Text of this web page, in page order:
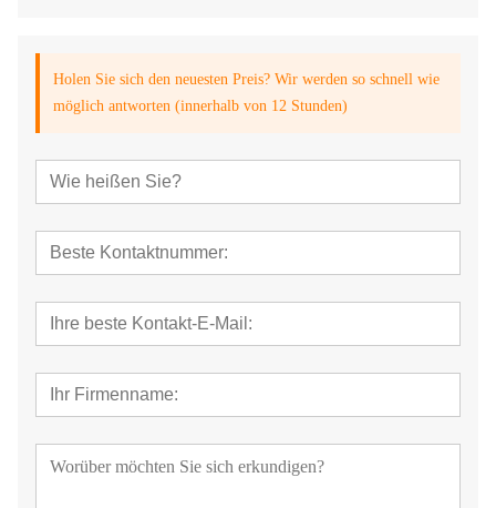
Holen Sie sich den neuesten Preis? Wir werden so schnell wie
möglich antworten (innerhalb von 12 Stunden)